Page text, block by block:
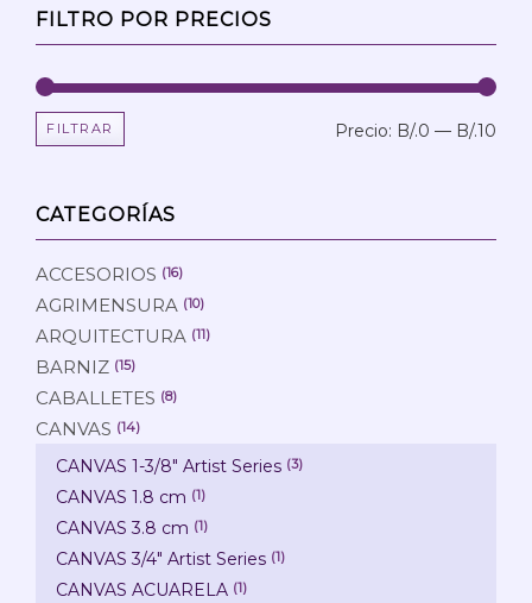
FILTRO POR PRECIOS
FILTRAR Precio: B/.0 — B/.10
CATEGORÍAS
ACCESORIOS (16)
AGRIMENSURA (10)
ARQUITECTURA (11)
BARNIZ (15)
CABALLETES (8)
CANVAS (14)
CANVAS 1-3/8" Artist Series (3)
CANVAS 1.8 cm (1)
CANVAS 3.8 cm (1)
CANVAS 3/4" Artist Series (1)
CANVAS ACUARELA (1)